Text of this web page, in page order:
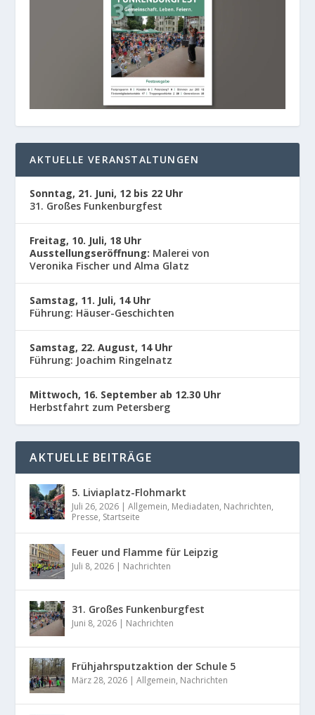
AKTUELLE VERANSTALTUNGEN
Sonntag, 21. Juni, 12 bis 22 Uhr
31. Großes Funkenburgfest
Freitag, 10. Juli, 18 Uhr
Ausstellungseröffnung: Malerei von
Veronika Fischer und Alma Glatz
Samstag, 11. Juli, 14 Uhr
Führung: Häuser-Geschichten
Samstag, 22. August, 14 Uhr
Führung: Joachim Ringelnatz
Mittwoch, 16. September ab 12.30 Uhr
Herbstfahrt zum Petersberg
AKTUELLE BEITRÄGE
5. Liviaplatz-Flohmarkt
Juli 26, 2026 |Allgemein, Mediadaten, Nachrichten,
Presse, Startseite
Feuer und Flamme für Leipzig
Juli 8, 2026 | Nachrichten
31. Großes Funkenburgfest
Juni 8, 2026 | Nachrichten
Frühjahrsputzaktion der Schule 5
März 28, 2026 |Allgemein, Nachrichten